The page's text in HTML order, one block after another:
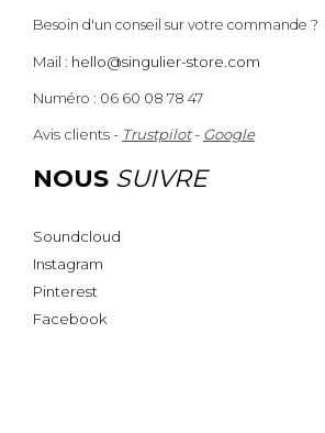
Besoin d'un conseil sur votre commande ?
Mail : hello@singulier-store.com
Numéro : 06 60 08 78 47
Avis clients - Trustpilot- Google
NOUS SUIVRE
Soundcloud
Instagram
Pinterest
Facebook